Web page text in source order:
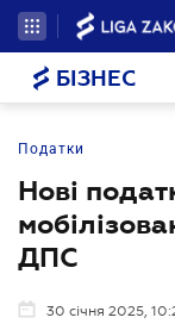
БІЗНЕС
Податки
Нові
ДПС
30 січня 2025,